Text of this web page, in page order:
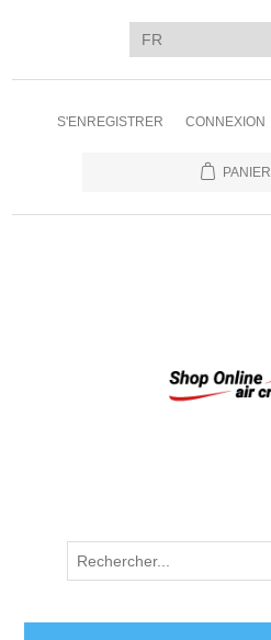
S'ENREGISTRER CONNEXION
PANIER